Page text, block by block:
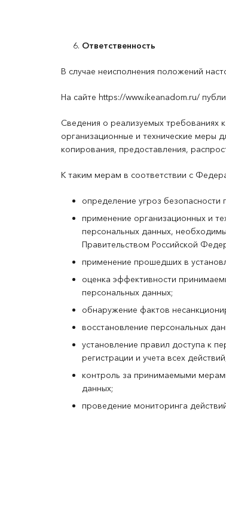
Ответственность
В случае неисполнения положений
На сайте https://www.ikeanadom.ru/
Сведения о реализуемых
организационные и технические меры
копирования, предоставления,
К таким мерам в соответствии с
определение угроз
применение организационных и
персональных данных,
Правительством Российской
применение прошедших в
оценка эффективности
персональных данных;
обнаружение фактов
восстановление персональных
установление правил доступа к
регистрации и учета всех
контроль за принимаемыми
данных;
проведение мониторинга